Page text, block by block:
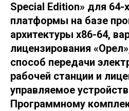
Special Edition» для 64-
платформы на базе
архитектуры х86-64,
лицензирования
способ передачи
рабочей станции и
управляемое
Программному